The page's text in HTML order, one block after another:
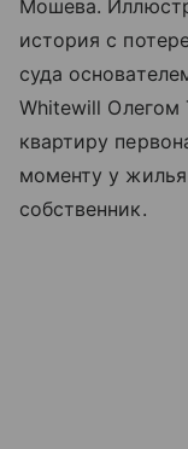
Мошева.
история с
суда
Whitewill
квартиру
моменту у
собственник.